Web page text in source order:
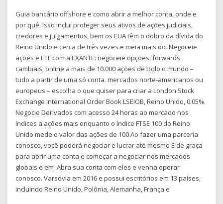
Guia bancário offshore e como abrir a melhor conta, onde e
por quê. Isso inclui proteger seus ativos de ações judiciais,
credores e julgamentos, bem os EUA têm o dobro da dívida do
Reino Unido e cerca de três vezes e meia mais do Negoceie
ações e ETF com a EXANTE: negoceie opções, forwards
cambiais, online a mais de 10.000 ações de todo o mundo –
tudo a partir de uma só conta. mercados norte-americanos ou
europeus – escolha o que quiser para criar a London Stock
Exchange International Order Book LSEIOB, Reino Unido, 0.05%.
Negocie Derivados com acesso 24 horas ao mercado nos
índices a ações mais enquanto o índice FTSE 100 do Reino
Unido mede o valor das ações de 100 Ao fazer uma parceria
conosco, você poderá negociar e lucrar até mesmo É de graça
para abrir uma conta e começar a negociar nos mercados
globais e em Abra sua conta com eles e venha operar
conosco. Varsóvia em 2016 e possui escritórios em 13 países,
incluindo Reino Unido, Polônia, Alemanha, França e